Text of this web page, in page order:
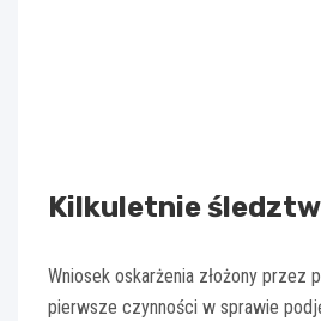
Kilkuletnie
Wniosek oskarżenia złożony
pierwsze czynności w sprawie